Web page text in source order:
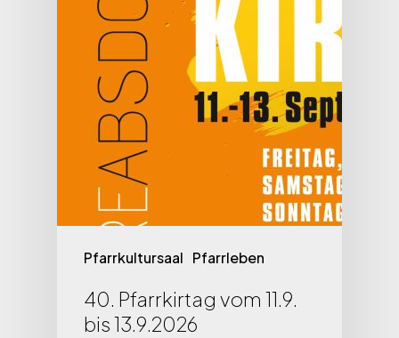
Pfarrkultursaal Pfarrleben
40. Pfarrkirtag vom 11.9.
bis 13.9.2026